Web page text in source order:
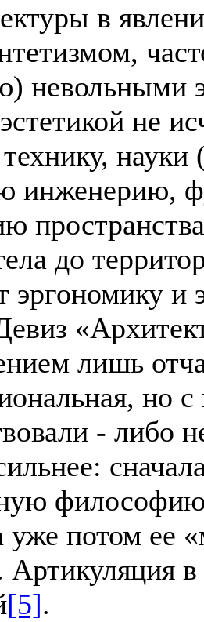
в
невольными
не
инженерию,
до
эргономику
лишь
но
- либо
уже потом ее
в
[5].